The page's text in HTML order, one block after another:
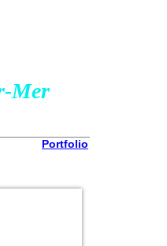
Mer
Portfolio